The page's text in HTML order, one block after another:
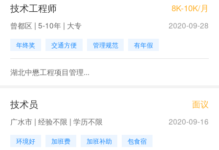
技术工程师 8K-10K/月
曾都区 | 5-10年 | 大专 2020-09-28
年终奖 交通方便 管理规范 有年假
湖北中懋工程项目管理...
技术员 面议
广水市 | 经验不限 | 学历不限 2020-09-16
环境好 加班费 加班补助 包食宿